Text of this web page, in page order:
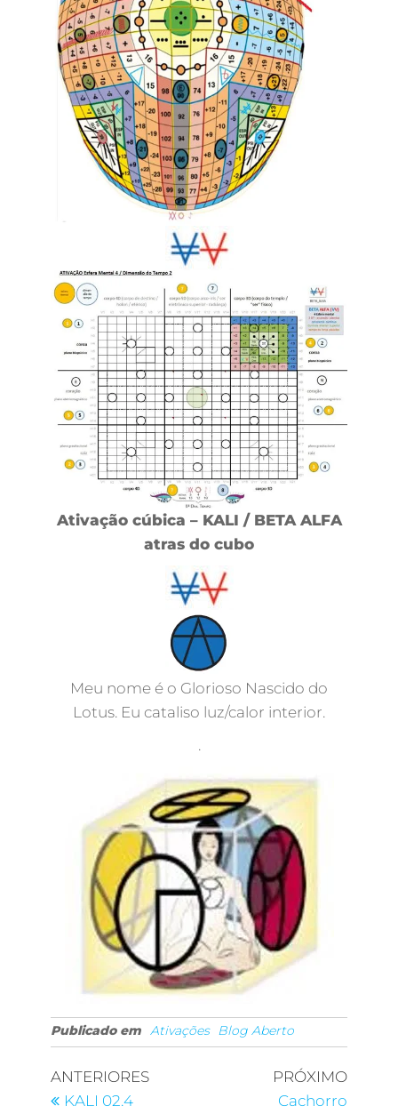
Ativação cúbica – KALI / BETA ALFA
atras do cubo
Meu nome é o Glorioso Nascido do
Lotus. Eu cataliso luz/calor interior.
.
Publicado em Ativações Blog Aberto
ANTERIORES
KALI 02.4
PRÓXIMO
Cachorro